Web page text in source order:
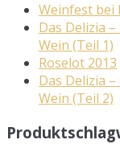
Weinfest bei
Das Delizia
Wein (Teil 1)
Roselot 2013
Das Delizia
Wein (Teil 2)